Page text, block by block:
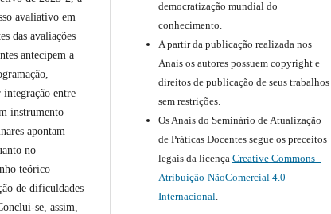
avaliativo em
das avaliações
antecipem a
integração entre
instrumento
apontam
no
teórico
de dificuldades
se, assim,
democratização mundial do
conhecimento.
A partir da publicação realizada nos
Anais os autores possuem copyright e
direitos de publicação de seus trabalhos
sem restrições.
Os Anais do Seminário de Atualização
de Práticas Docentes segue os preceitos
legais da licençaCreative Commons -
Atribuição-NãoComercial 4.0
Internacional.